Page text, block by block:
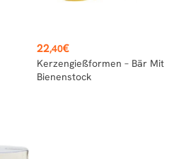
Preis
22,40€
Kerzengießformen – Bär Mit
Bienenstock